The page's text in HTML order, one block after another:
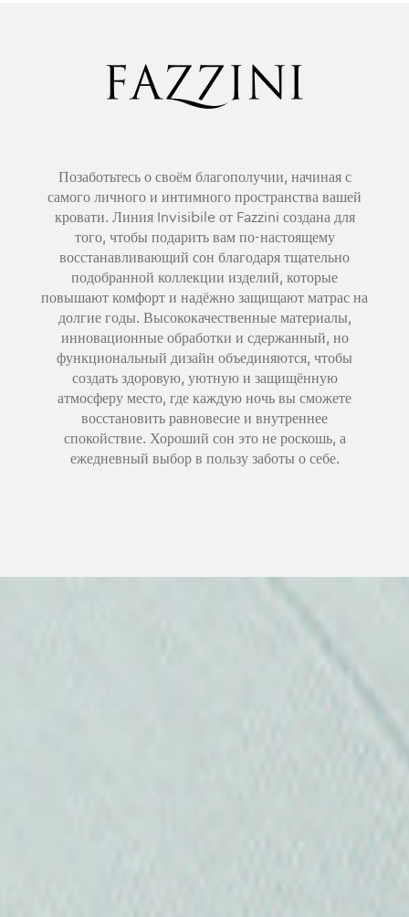
Позаботьтесь о своём благополучии, начиная с
самого личного и интимного пространства вашей
кровати. Линия Invisibile от Fazzini создана для
того, чтобы подарить вам по-настоящему
восстанавливающий сон благодаря тщательно
подобранной коллекции изделий, которые
повышают комфорт и надёжно защищают матрас на
долгие годы. Высококачественные материалы,
инновационные обработки и сдержанный, но
функциональный дизайн объединяются, чтобы
создать здоровую, уютную и защищённую
атмосферу место, где каждую ночь вы сможете
восстановить равновесие и внутреннее
спокойствие. Хороший сон это не роскошь, а
ежедневный выбор в пользу заботы о себе.